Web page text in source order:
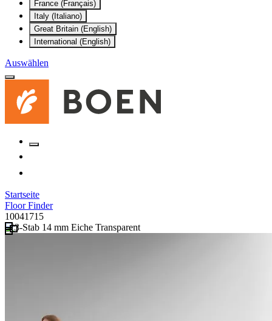
France (Français)
Italy (Italiano)
Great Britain (English)
International (English)
Auswählen
Startseite
Floor Finder
10041715